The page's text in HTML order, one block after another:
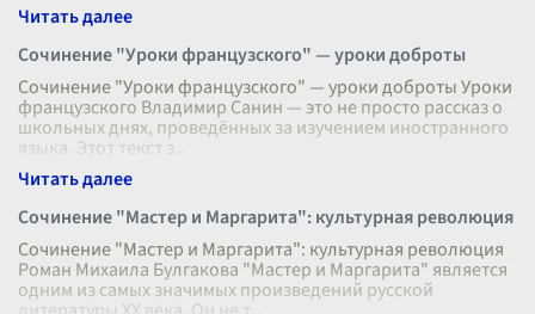
Сочинение "Уроки французского" — уроки доброты
Сочинение "Уроки французского" — уроки доброты Уроки
французского Владимир Санин — это не просто рассказ о
школьных днях, проведённых за изучением иностранного
языка. Этот текст з
Сочинение "Мастер и Маргарита": культурная революция
Сочинение "Мастер и Маргарита": культурная революция
Роман Михаила Булгакова "Мастер и Маргарита" является
одним из самых значимых произведений русской